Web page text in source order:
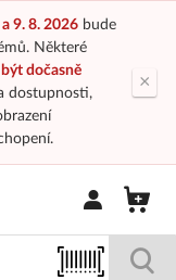
a 9. 8. 2026bude
Některé
dočasně
dostupnosti,
×
Přihlásit/